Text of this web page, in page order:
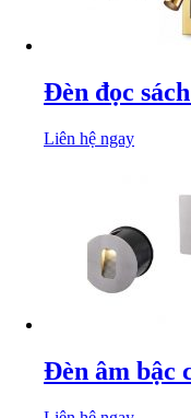
Đèn đọc
Liên hệ ngay
Đèn âm bậc